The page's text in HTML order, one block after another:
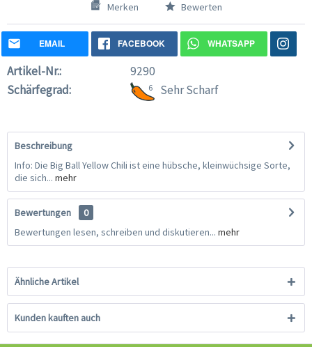
Merken Bewerten
EMAIL FACEBOOK WHATSAPP
Artikel-Nr.:
9290
Schärfegrad:
6 Sehr Scharf
Beschreibung
Info: Die Big Ball Yellow Chili ist eine hübsche, kleinwüchsige Sorte,
die sich... mehr
Bewertungen
0
Bewertungen lesen, schreiben und diskutieren... mehr
Ähnliche Artikel
Kunden kauften auch